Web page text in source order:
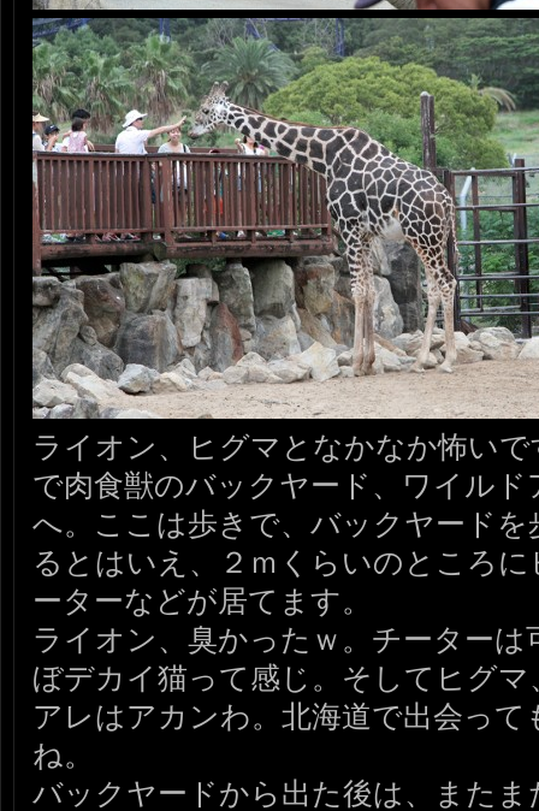
ライオン、ヒグマとなかなか怖いで
で肉食獣のバックヤード、ワイル
へ。ここは歩きで、バックヤード
るとはいえ、２ｍくらいのところ
ーターなどが居てます。
ライオン、臭かったｗ。チーター
ぼデカイ猫って感じ。そしてヒグ
アレはアカンわ。北海道で出会っ
ね。
バックヤードから出た後は、また